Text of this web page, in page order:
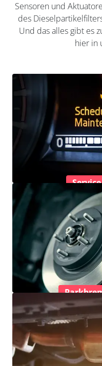
Sensoren und
des
Und das alles gibt es
hier in